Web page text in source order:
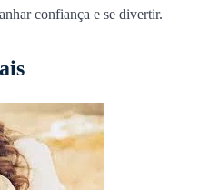
confiança e se divertir.